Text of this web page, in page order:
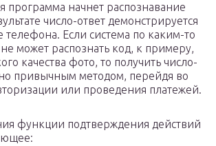
программа начнет распознавание
число-ответ демонстрируется
телефона. Если система по каким-то
может распознать код, к примеру,
качества фото, то получить число-
привычным методом, перейдя во
или проведения платежей.
функции подтверждения действий